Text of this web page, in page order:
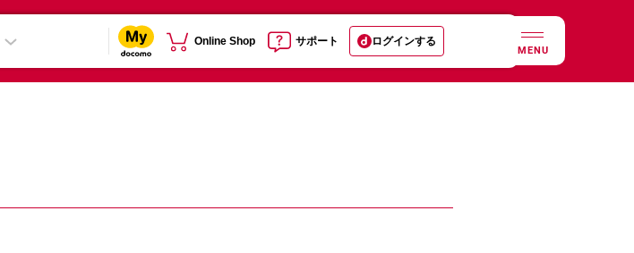
Online Shop サポート ログインする
MENU